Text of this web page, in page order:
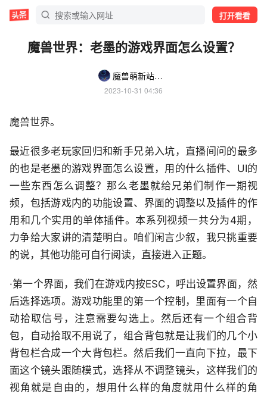
打开看看
魔兽世界：老墨的游戏界面怎么设置？
魔兽萌新站一老墨
2023-10-31 04:36
魔兽世界。
最近很多老玩家回归和新手兄弟入坑，直播间问的最多
的也是老墨的游戏界面怎么设置，用的什么插件、UI的
一些东西怎么调整？那么老墨就给兄弟们制作一期视
频，包括游戏内的功能设置、界面的调整以及插件的作
用和几个实用的单体插件。本系列视频一共分为4期，
力争给大家讲的清楚明白。咱们闲言少叙，我只挑重要
的说，其他功能可自行阅读，直接进入正题。
·第一个界面，我们在游戏内按ESC，呼出设置界面，然
后选择选项。游戏功能里的第一个控制，里面有一个自
动拾取信号，注意需要勾选上。然后还有一个组合背
包，自动拾取不用说了，组合背包就是让我们的几个小
背包栏合成一个大背包栏。然后我们一直向下拉，最下
面这个镜头跟随模式，选择从不调整镜头，这样我们的
视角就是自由的，想用什么样的角度就用什么样的角